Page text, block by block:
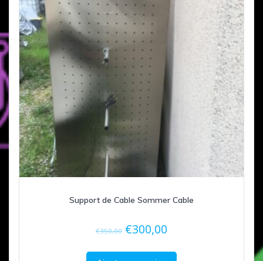
Support de Cable Sommer Cable
€350,00 Le
€300,00